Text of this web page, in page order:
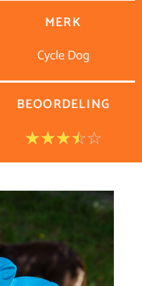
MERK
Cycle Dog
BEOORDELING
☆☆☆☆☆
3.5
5